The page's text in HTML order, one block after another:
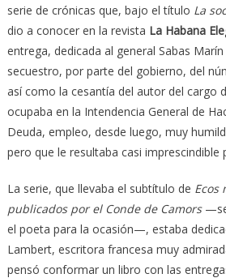
serie de crónicas que, bajo el título La
dio a conocer en la revista La Habana
entrega, dedicada al general Sabas
secuestro, por parte del gobierno, del
así como la cesantía del autor del cargo
ocupaba en la Intendencia General de
Deuda, empleo, desde luego, muy
pero que le resultaba casi imprescindible
La serie, que llevaba el subtítulo de Ecos
publicados por el Conde de Camors
el poeta para la ocasión—, estaba
Lambert, escritora francesa muy
pensó conformar un libro con las